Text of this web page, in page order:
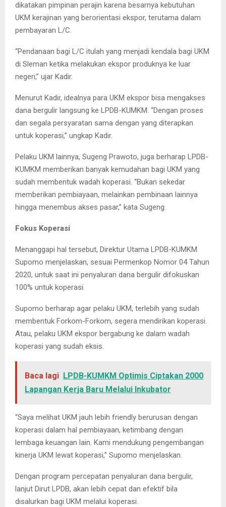
dikatakan pimpinan perajin karena besarnya kebutuhan
UKM kerajinan yang berorientasi ekspor, terutama dalam
pembayaran L/C.
“Pendanaan bagi L/C itulah yang menjadi kendala bagi UKM
di Sleman ketika melakukan ekspor produknya ke luar
negeri,” ujar Kadir.
Menurut Kadir, idealnya para UKM ekspor bisa mengakses
dana bergulir langsung ke LPDB-KUMKM. “Dengan proses
dan segala persyaratan sama dengan yang diterapkan
untuk koperasi,” ungkap Kadir.
Pelaku UKM lainnya, Sugeng Prawoto, juga berharap LPDB-
KUMKM memberikan banyak kemudahan bagi UKM yang
sudah membentuk wadah koperasi. “Bukan sekedar
memberikan pembiayaan, melainkan pembinaan lainnya
hingga menembus akses pasar,” kata Sugeng.
Fokus Koperasi
Menanggapi hal tersebut, Direktur Utama LPDB-KUMKM
Supomo menjelaskan, sesuai Permenkop Nomor 04 Tahun
2020, untuk saat ini penyaluran dana bergulir difokuskan
100% untuk koperasi.
Supomo berharap agar pelaku UKM, terlebih yang sudah
membentuk Forkom-Forkom, segera mendirikan koperasi.
Atau, pelaku UKM ekspor bergabung ke dalam wadah
koperasi yang sudah eksis.
Baca lagi LPDB-KUMKM Optimis Ciptakan 2000
Lapangan Kerja Baru Melalui Inkubator
“Saya melihat UKM jauh lebih friendly berurusan dengan
koperasi dalam hal pembiayaan, ketimbang dengan
lembaga keuangan lain. Kami mendukung pengembangan
kinerja UKM lewat koperasi,” Supomo menjelaskan.
Dengan program percepatan penyaluran dana bergulir,
lanjut Dirut LPDB, akan lebih cepat dan efektif bila
disalurkan bagi UKM melalui koperasi.